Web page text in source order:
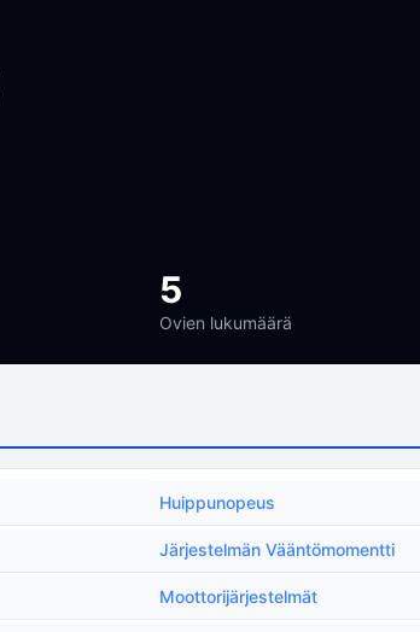
5
Ovien lukumäärä
Huippunopeus
Järjestelmän Vääntömomentti
Moottorijärjestelmät